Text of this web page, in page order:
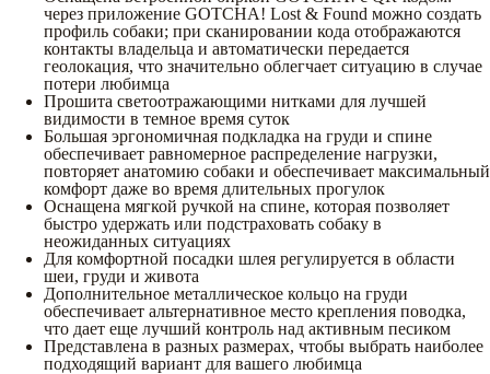
через приложение GOTCHA! Lost & Found можно создать
профиль собаки; при сканировании кода отображаются
контакты владельца и автоматически передается
геолокация, что значительно облегчает ситуацию в случае
потери любимца
Прошита светоотражающими нитками для лучшей
видимости в темное время суток
Большая эргономичная подкладка на груди и спине
обеспечивает равномерное распределение нагрузки,
повторяет анатомию собаки и обеспечивает максимальный
комфорт даже во время длительных прогулок
Оснащена мягкой ручкой на спине, которая позволяет
быстро удержать или подстраховать собаку в
неожиданных ситуациях
Для комфортной посадки шлея регулируется в области
шеи, груди и живота
Дополнительное металлическое кольцо на груди
обеспечивает альтернативное место крепления поводка,
что дает еще лучший контроль над активным песиком
Представлена в разных размерах, чтобы выбрать наиболее
подходящий вариант для вашего любимца